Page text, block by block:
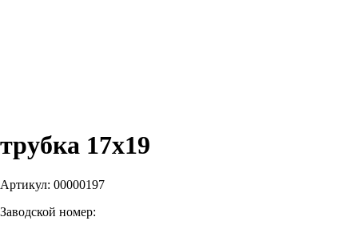
трубка 17х19
Артикул: 00000197
Заводской номер: